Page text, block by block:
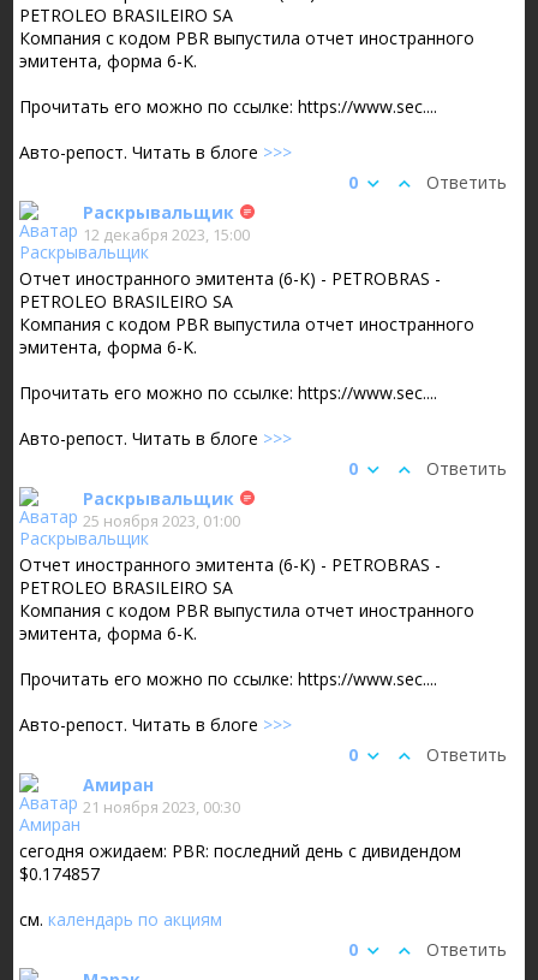
PETROLEO BRASILEIRO SA
Компания с кодом PBR выпустила отчет иностранного
эмитента, форма 6-K.
Прочитать его можно по ссылке: https://www.sec....
Авто-репост. Читать в блоге >>>
Ответить
0
Раскрывальщик
12 декабря 2023, 15:00
Отчет иностранного эмитента (6-K) - PETROBRAS -
PETROLEO BRASILEIRO SA
Компания с кодом PBR выпустила отчет иностранного
эмитента, форма 6-K.
Прочитать его можно по ссылке: https://www.sec....
Авто-репост. Читать в блоге >>>
Ответить
0
Раскрывальщик
25 ноября 2023, 01:00
Отчет иностранного эмитента (6-K) - PETROBRAS -
PETROLEO BRASILEIRO SA
Компания с кодом PBR выпустила отчет иностранного
эмитента, форма 6-K.
Прочитать его можно по ссылке: https://www.sec....
Авто-репост. Читать в блоге >>>
Ответить
0
Амиран
21 ноября 2023, 00:30
сегодня ожидаем: PBR: последний день с дивидендом
$0.174857
см.календарь по акциям
Ответить
0